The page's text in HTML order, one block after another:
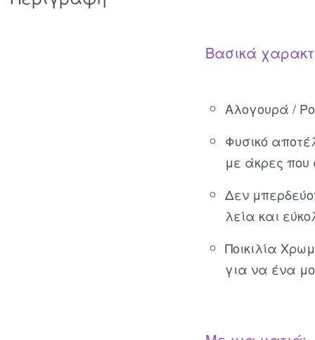
Βασικά
Αλογουρά /
Φυσικό
με άκρες
Δεν
λεία και
Ποικιλία
για να ένα